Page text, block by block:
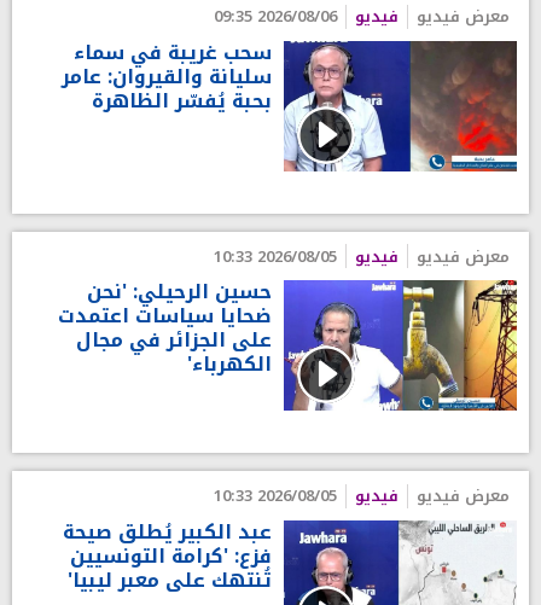
معرض فيديو فيديو 2026/08/06 09:35
سحب غريبة في سماء
سليانة والقيروان: عامر
بحبة يُفسّر الظاهرة
معرض فيديو فيديو 2026/08/05 10:33
حسين الرحيلي: 'نحن
ضحايا سياسات اعتمدت
على الجزائر في مجال
الكهرباء'
معرض فيديو فيديو 2026/08/05 10:33
عبد الكبير يُطلق صيحة
فزع: 'كرامة التونسيين
تُنتهك على معبر ليبيا'